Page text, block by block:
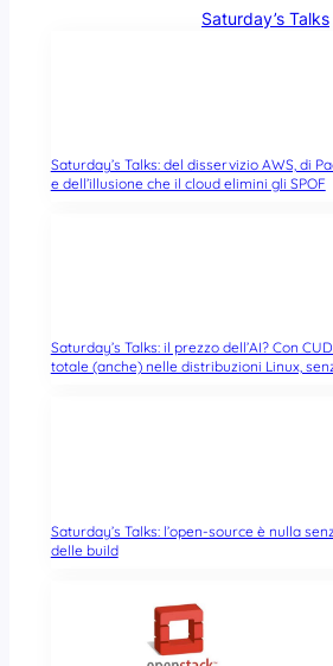
Saturday’s Talks
Saturday’s Talks: del disservizio AWS, di
e dell’illusione che il cloud elimini gli SPOF
Saturday’s Talks: il prezzo dell’AI? Con
totale (anche) nelle distribuzioni Linux,
Saturday’s Talks: l’open-source è nulla
delle build